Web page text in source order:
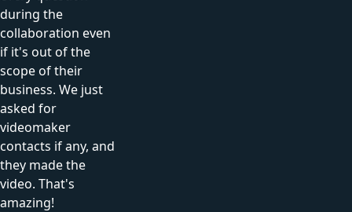
during the
collaboration even
if it's out of the
scope of their
business. We just
asked for
videomaker
contacts if any, and
they made the
video. That's
amazing!